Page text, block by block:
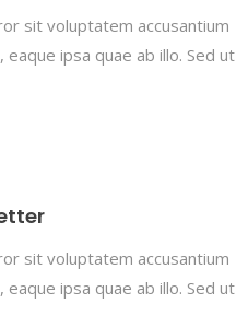
sit voluptatem accusantium
ipsa quae ab illo. Sed ut
sit voluptatem accusantium
ipsa quae ab illo. Sed ut